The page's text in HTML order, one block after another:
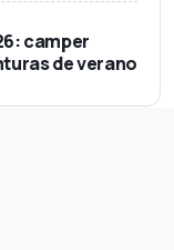
camper
de verano